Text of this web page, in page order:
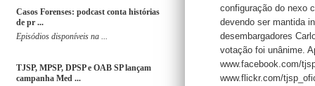
Casos Forenses: podcast conta histórias
de pr ...
Episódios disponíveis na ...
TJSP, MPSP, DPSP e OAB SP lançam
campanha Med ...
configuração do nexo
devendo ser mantida
desembargadores
votação foi unânime.
www.facebook.com/
www.flickr.com/